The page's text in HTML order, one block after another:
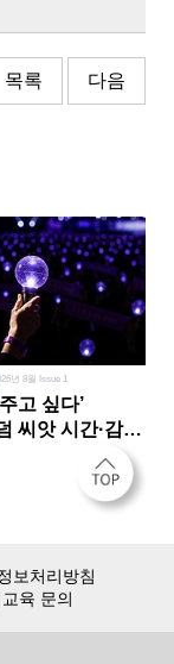
목록 다음
년 8월 Issue 1
고 싶다’
씨앗 시간·감정
보처리방침
육 문의